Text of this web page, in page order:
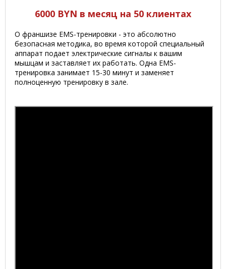
6000 BYN в месяц на 50 клиентах
О франшизе EMS-тренировки - это абсолютно
безопасная методика, во время которой специальный
аппарат подает электрические сигналы к вашим
мышцам и заставляет их работать. Одна EMS-
тренировка занимает 15-30 минут и заменяет
полноценную тренировку в зале.